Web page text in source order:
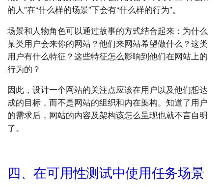
的人”在“什么样的场景”下会有“什么样的行为”。
场景和人物角色可以通过故事的方式结合起来：为什么
某类用户会来你的网站？他们来网站希望做什么？这类
用户有什么特征？这些特征怎么影响到他们在网站上的
行为的？
因此，设计一个网站的关注点应该在用户以及他们想达
成的目标，而不是网站的组织和内在架构。知道了用户
的需求后，网站的内容及架构该怎么呈现也就不言自明
了。
四、在可用性测试中使用任务场景